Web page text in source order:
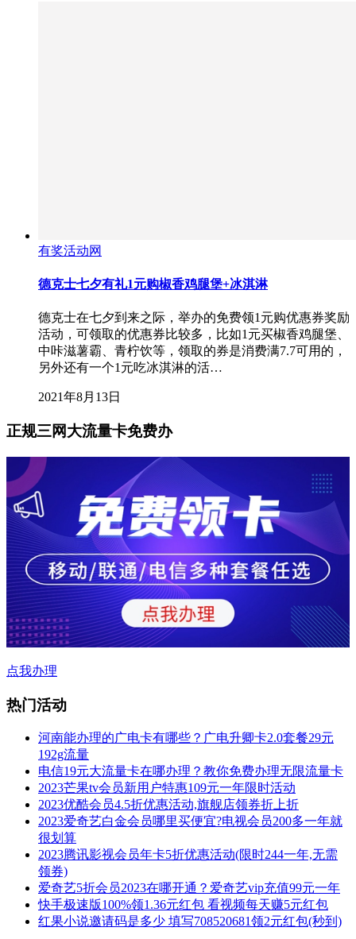
有奖活动网
德克士七夕有礼1元购椒香鸡腿堡+冰淇淋
德克士在七夕到来之际，举办的免费领1元购优惠券奖励
活动，可领取的优惠券比较多，比如1元买椒香鸡腿堡、
中咔滋薯霸、青柠饮等，领取的券是消费满7.7可用的，
另外还有一个1元吃冰淇淋的活…
2021年8月13日
正规三网大流量卡免费办
点我办理
热门活动
河南能办理的广电卡有哪些？广电升卿卡2.0套餐29元
192g流量
电信19元大流量卡在哪办理？教你免费办理无限流量卡
2023芒果tv会员新用户特惠109元一年限时活动
2023优酷会员4.5折优惠活动,旗舰店领券折上折
2023爱奇艺白金会员哪里买便宜?电视会员200多一年就
很划算
2023腾讯影视会员年卡5折优惠活动(限时244一年,无需
领券)
爱奇艺5折会员2023在哪开通？爱奇艺vip充值99元一年
快手极速版100%领1.36元红包 看视频每天赚5元红包
红果小说邀请码是多少 填写708520681领2元红包(秒到)